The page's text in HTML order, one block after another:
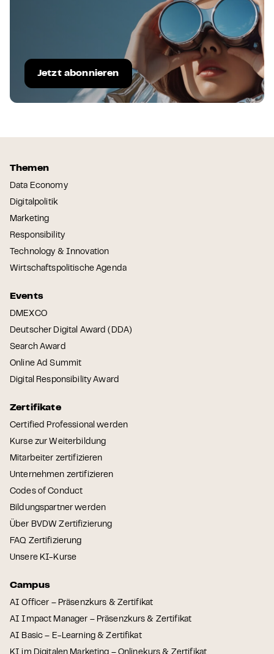
Jetzt abonnieren
Themen
Data Economy
Digitalpolitik
Marketing
Responsibility
Technology & Innovation
Wirtschaftspolitische Agenda
Events
DMEXCO
Deutscher Digital Award (DDA)
Search Award
Online Ad Summit
Digital Responsibility Award
Zertifikate
Certified Professional werden
Kurse zur Weiterbildung
Mitarbeiter zertifizieren
Unternehmen zertifizieren
Codes of Conduct
Bildungspartner werden
Über BVDW Zertifizierung
FAQ Zertifizierung
Unsere KI-Kurse
Campus
AI Officer – Präsenzkurs & Zertifikat
AI Impact Manager – Präsenzkurs & Zertifikat
AI Basic – E-Learning & Zertifikat